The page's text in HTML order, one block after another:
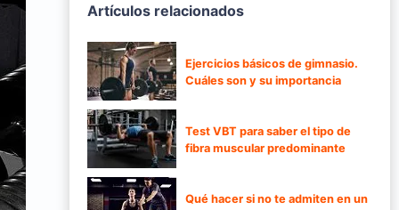
Artículos relacionados
Ejercicios básicos de gimnasio.
Cuáles son y su importancia
Test VBT para saber el tipo de
fibra muscular predominante
Qué hacer si no te admiten en un